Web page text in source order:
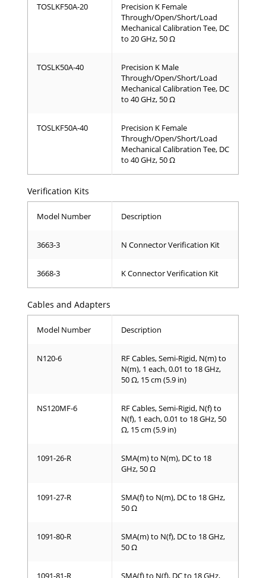
TOSLKF50A-20
Precision K Female
Through/Open/Short/Load
Mechanical Calibration Tee, DC
to 20 GHz, 50 Ω
TOSLK50A-40
Precision K Male
Through/Open/Short/Load
Mechanical Calibration Tee, DC
to 40 GHz, 50 Ω
TOSLKF50A-40
Precision K Female
Through/Open/Short/Load
Mechanical Calibration Tee, DC
to 40 GHz, 50 Ω
Verification Kits
Model Number Description
3663-3 N Connector Verification Kit
3668-3 K Connector Verification Kit
Cables and Adapters
Model Number Description
N120-6
RF Cables, Semi-Rigid, N(m) to
N(m), 1 each, 0.01 to 18 GHz,
50 Ω, 15 cm (5.9 in)
NS120MF-6
RF Cables, Semi-Rigid, N(f) to
N(f), 1 each, 0.01 to 18 GHz, 50
Ω, 15 cm (5.9 in)
1091-26-R
SMA(m) to N(m), DC to 18
GHz, 50 Ω
1091-27-R
SMA(f) to N(m), DC to 18 GHz,
50 Ω
1091-80-R
SMA(m) to N(f), DC to 18 GHz,
50 Ω
1091-81-R SMA(f) to N(f), DC to 18 GHz,